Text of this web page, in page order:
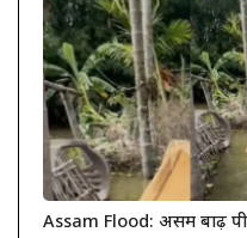
Assam Flood: असम बाढ़